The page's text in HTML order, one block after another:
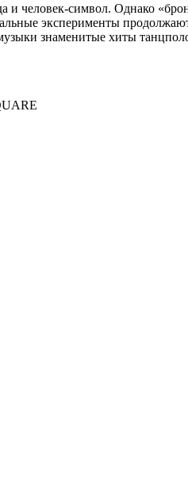
символ. Однако
эксперименты
знаменитые хиты